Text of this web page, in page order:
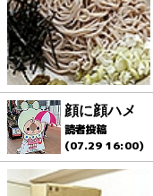
顔に顔ハメ
読者投稿
(07.29 16:00)